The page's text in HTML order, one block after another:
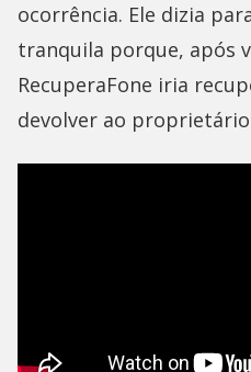
ocorrência. Ele dizia
tranquila porque, após
RecuperaFone iria
devolver ao